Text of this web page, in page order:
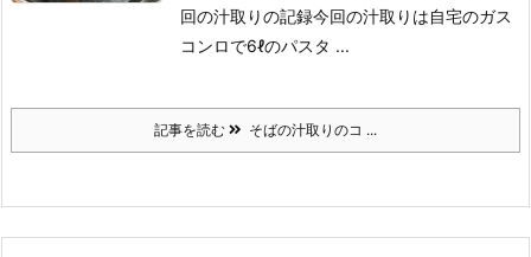
回の汁取りの記録今回の汁取りは自宅のガス
コンロで6ℓのパスタ ...
記事を読む そばの汁取りのコ ...